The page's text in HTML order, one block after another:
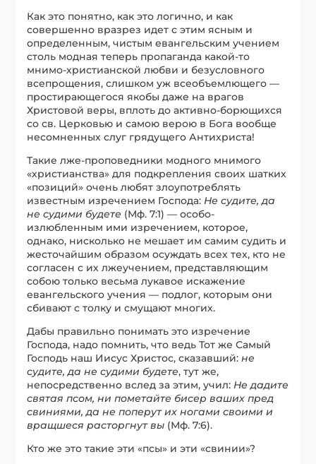
Как это понятно, как это логично, и как
совершенно вразрез идет с этим ясным и
определенным, чистым евангельским учением
столь модная теперь пропаганда какой-то
мнимо-христианской любви и безусловного
всепрощения, слишком уж всеобъемлющего —
простирающегося якобы даже на врагов
Христовой веры, вплоть до активно-борющихся
со св. Церковью и самою верою в Бога вообще
несомненных слуг грядущего Антихриста!
Такие лже-проповедники модного мнимого
«христианства» для подкрепления своих шатких
«позиций» очень любят злоупотреблять
известным изречением Господа: Не судите, да
не судими будете (Мф. 7:1) — особо-
излюбленным ими изречением, которое,
однако, нисколько не мешает им самим судить и
жесточайшим образом осуждать всех тех, кто не
согласен с их лжеучением, представляющим
собою только весьма лукавое искажение
евангельского учения — подлог, которым они
сбивают с толку и смущают многих.
Дабы правильно понимать это изречение
Господа, надо помнить, что ведь Тот же Самый
Господь наш Иисус Христос, сказавший:не
судите, да не судими будете, тут же,
непосредственно вслед за этим, учил: Не дадите
святая псом, ни пометайте бисер ваших пред
свиниями, да не поперут их ногами своими и
вращшеся расторгнут вы (Мф. 7:6).
Кто же это такие эти «псы» и эти «свинии»?